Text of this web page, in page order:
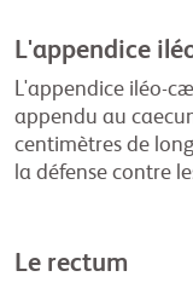
L'appendice
L'appendice iléo-
appendu au
centimètres de
la défense contre
Le rectum